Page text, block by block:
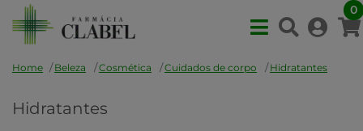
0
Home Beleza Cosmética Cuidados de corpo Hidratantes
Hidratantes